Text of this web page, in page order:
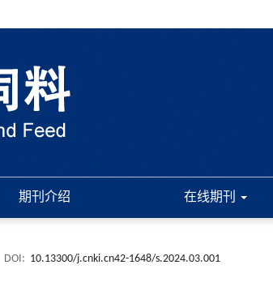
期刊介绍 在线期刊
DOI: 10.13300/j.cnki.cn42-1648/s.2024.03.001